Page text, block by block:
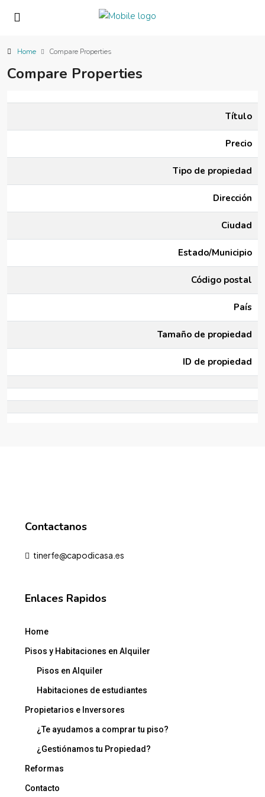
Home Compare Properties
Compare Properties
Título
Precio
Tipo de propiedad
Dirección
Ciudad
Estado/Municipio
Código postal
País
Tamaño de propiedad
ID de propiedad
Contactanos
tinerfe@capodicasa.es
Enlaces Rapidos
Home
Pisos y Habitaciones en Alquiler
Pisos en Alquiler
Habitaciones de estudiantes
Propietarios e Inversores
¿Te ayudamos a comprar tu piso?
¿Gestiónamos tu Propiedad?
Reformas
Contacto